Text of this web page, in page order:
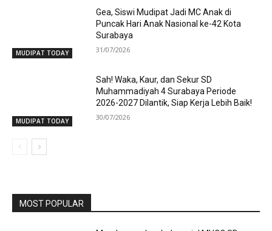
MUDIPAT TODAY
Gea, Siswi Mudipat Jadi MC Anak di
Puncak Hari Anak Nasional ke-42 Kota
Surabaya
31/07/2026
MUDIPAT TODAY
Sah! Waka, Kaur, dan Sekur SD
Muhammadiyah 4 Surabaya Periode
2026-2027 Dilantik, Siap Kerja Lebih Baik!
30/07/2026
MOST POPULAR